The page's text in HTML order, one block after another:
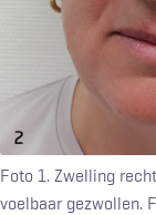
Foto 1. Zwelling
voelbaar gezwollen.